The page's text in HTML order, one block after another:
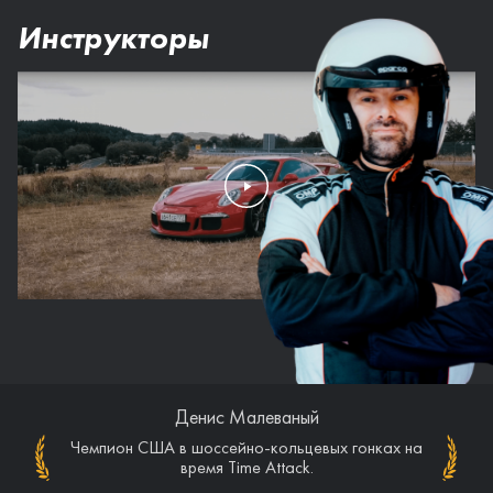
Инструкторы
Денис Малеваный
Чемпион США в шоссейно-кольцевых гонках на
время Time Attack.
Денис Малеваный
Призер этапов чемпионата Германии VLN
(Nurburgring Nordschleife).